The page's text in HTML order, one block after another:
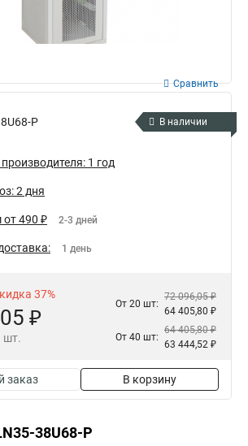
P
Сравнить
В наличии
1 год
2 дня
от 490 ₽ 2-3 дней
1 день
37%
₽
шт.
От 20 шт:
72 096,05 ₽
64 405,80 ₽
От 40 шт:
64 405,80 ₽
63 444,52 ₽
заказ В корзину
38U68-P